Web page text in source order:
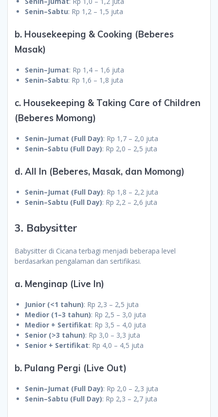
Senin–Sabtu: Rp 1,2 – 1,5 juta
b. Housekeeping & Cooking (Beberes
Masak)
Senin–Jumat: Rp 1,4 – 1,6 juta
Senin–Sabtu: Rp 1,6 – 1,8 juta
c. Housekeeping & Taking Care of Children
(Beberes Momong)
Senin–Jumat (Full Day): Rp 1,7 – 2,0 juta
Senin–Sabtu (Full Day): Rp 2,0 – 2,5 juta
d. All In (Beberes, Masak, dan Momong)
Senin–Jumat (Full Day): Rp 1,8 – 2,2 juta
Senin–Sabtu (Full Day): Rp 2,2 – 2,6 juta
3. Babysitter
Babysitter di Cicana terbagi menjadi beberapa level
berdasarkan pengalaman dan sertifikasi.
a. Menginap (Live In)
Junior (<1 tahun): Rp 2,3 – 2,5 juta
Medior (1–3 tahun): Rp 2,5 – 3,0 juta
Medior + Sertifikat: Rp 3,5 – 4,0 juta
Senior (>3 tahun): Rp 3,0 – 3,3 juta
Senior + Sertifikat: Rp 4,0 – 4,5 juta
b. Pulang Pergi (Live Out)
Senin–Jumat (Full Day): Rp 2,0 – 2,3 juta
Senin–Sabtu (Full Day): Rp 2,3 – 2,7 juta